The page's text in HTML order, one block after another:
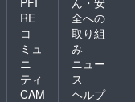
RE
コ
ミュ
ニ
ティ
CAM
全への
取り組
み
ニュー
ス
ヘルプ